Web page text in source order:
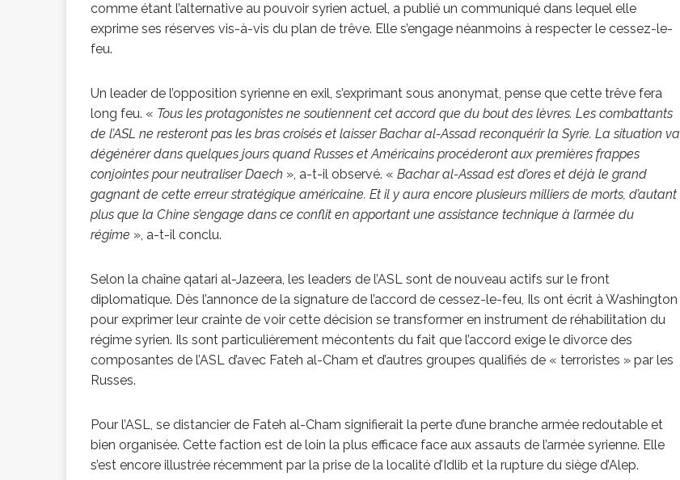
comme étant l’alternative au pouvoir syrien actuel, a publié un communiqué dans lequel elle
exprime ses réserves vis-à-vis du plan de trêve. Elle s’engage néanmoins à respecter le cessez-le-
feu.
Un leader de l’opposition syrienne en exil, s’exprimant sous anonymat, pense que cette trêve fera
long feu. « Tous les protagonistes ne soutiennent cet accord que du bout des lèvres. Les combattants
de l’ASL ne resteront pas les bras croisés et laisser Bachar al-Assad reconquérir la Syrie. La situation va
dégénérer dans quelques jours quand Russes et Américains procéderont aux premières frappes
conjointes pour neutraliser Daech », a-t-il observé. « Bachar al-Assad est d’ores et déjà le grand
gagnant de cette erreur stratégique américaine. Et il y aura encore plusieurs milliers de morts, d’autant
plus que la Chine s’engage dans ce conflit en apportant une assistance technique à l’armée du
régime », a-t-il conclu.
Selon la chaîne qatari al-Jazeera, les leaders de l’ASL sont de nouveau actifs sur le front
diplomatique. Dès l’annonce de la signature de l’accord de cessez-le-feu, Ils ont écrit à Washington
pour exprimer leur crainte de voir cette décision se transformer en instrument de réhabilitation du
régime syrien. Ils sont particulièrement mécontents du fait que l’accord exige le divorce des
composantes de l’ASL d’avec Fateh al-Cham et d’autres groupes qualifiés de « terroristes » par les
Russes.
Pour l’ASL, se distancier de Fateh al-Cham signifierait la perte d’une branche armée redoutable et
bien organisée. Cette faction est de loin la plus efficace face aux assauts de l’armée syrienne. Elle
s’est encore illustrée récemment par la prise de la localité d’Idlib et la rupture du siège d’Alep.